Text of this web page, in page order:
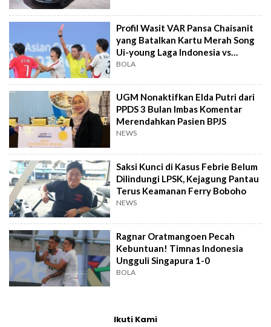
Profil Wasit VAR Pansa Chaisanit
yang Batalkan Kartu Merah Song
Ui-young Laga Indonesia vs
Singapura
BOLA
UGM Nonaktifkan Elda Putri dari
PPDS 3 Bulan Imbas Komentar
Merendahkan Pasien BPJS
NEWS
Saksi Kunci di Kasus Febrie Belum
Dilindungi LPSK, Kejagung Pantau
Terus Keamanan Ferry Boboho
NEWS
Ragnar Oratmangoen Pecah
Kebuntuan! Timnas Indonesia
Ungguli Singapura 1-0
BOLA
Ikuti Kami